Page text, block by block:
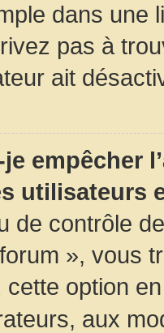
dans une
pas à
ait
empêcher
utilisateurs
de contrôle
», vous
cette option
aux